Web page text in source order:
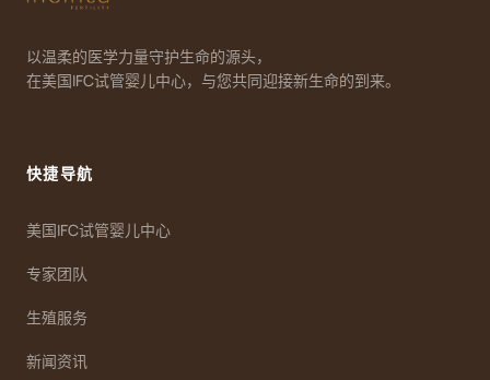
以温柔的医学力量守护生命的源头，
在美国IFC试管婴儿中心，与您共同迎接新生命的到来。
快捷导航
美国IFC试管婴儿中心
专家团队
生殖服务
新闻资讯